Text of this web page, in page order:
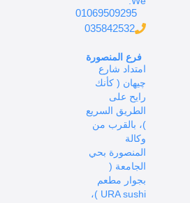
01069509295
035842532
فرع المنصورة
امتداد شارع
چيهان ( كأنك
رايح على
الطريق السريع
)، بالقرب من
وكالة
المنصورة بحي
الجامعة (
بجوار مطعم
URA sushi )،